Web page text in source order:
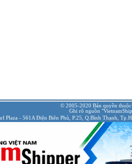
© 2005-2020 Bản quyền
Ghi rõ nguồn
Plaza - 561A Điện Biên Phủ, P.25, Q.Bình Thạnh,